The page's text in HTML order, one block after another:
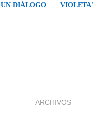
DIÁLOGO
ARCHIVOS